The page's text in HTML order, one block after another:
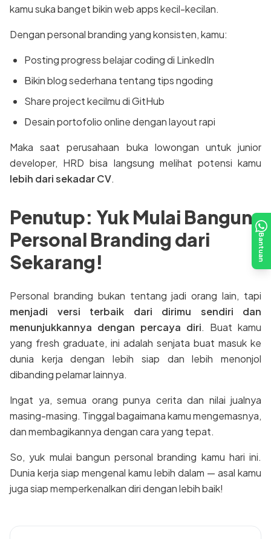
Bantuan
kamu suka banget bikin web apps kecil-kecilan.
Dengan personal branding yang konsisten, kamu:
Posting progress belajar coding di LinkedIn
Bikin blog sederhana tentang tips ngoding
Share project kecilmu di GitHub
Desain portofolio online dengan layout rapi
Maka saat perusahaan buka lowongan untuk junior
developer, HRD bisa langsung melihat potensi kamu
lebih dari sekadar CV.
Penutup: Yuk Mulai Bangun
Personal Branding dari
Sekarang!
Personal branding bukan tentang jadi orang lain, tapi
menjadi versi terbaik dari dirimu sendiri dan
menunjukkannya dengan percaya diri. Buat kamu
yang fresh graduate, ini adalah senjata buat masuk ke
dunia kerja dengan lebih siap dan lebih menonjol
dibanding pelamar lainnya.
Ingat ya, semua orang punya cerita dan nilai jualnya
masing-masing. Tinggal bagaimana kamu mengemasnya,
dan membagikannya dengan cara yang tepat.
So, yuk mulai bangun personal branding kamu hari ini.
Dunia kerja siap mengenal kamu lebih dalam — asal kamu
juga siap memperkenalkan diri dengan lebih baik!